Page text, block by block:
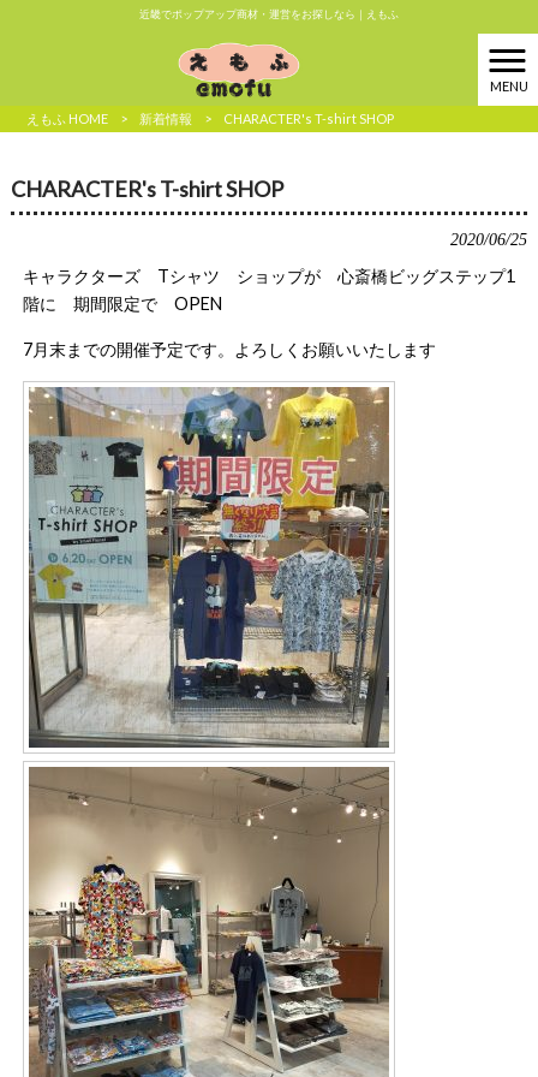
近畿でポップアップ商材・運営をお探しなら｜えもふ
MENU
えもふ HOME > 新着情報 > CHARACTER's T-shirt SHOP
CHARACTER's T-shirt SHOP
2020/06/25
キャラクターズ Tシャツ ショップが 心斎橋ビッグステップ1
階に 期間限定で OPEN
7月末までの開催予定です。よろしくお願いいたします